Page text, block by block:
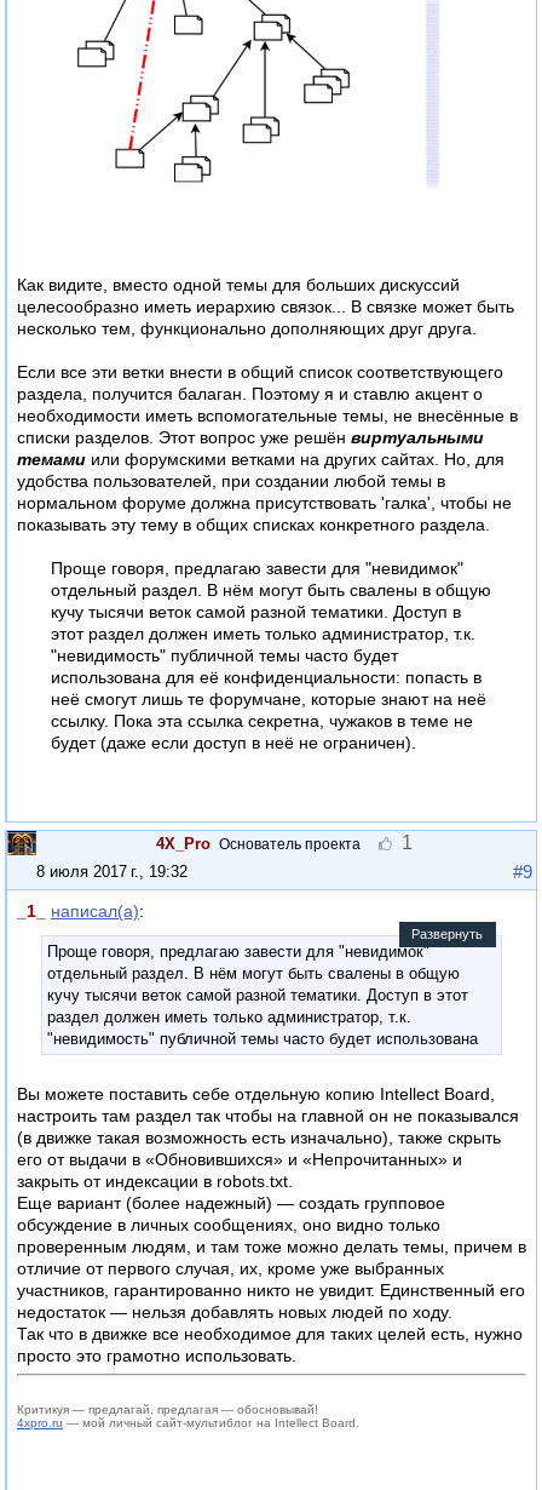
Как видите, вместо одной темы для больших дискуссий
целесообразно иметь иерархию связок... В связке может быть
несколько тем, функционально дополняющих друг друга.
Если все эти ветки внести в общий список соответствующего
раздела, получится балаган. Поэтому я и ставлю акцент о
необходимости иметь вспомогательные темы, не внесённые в
списки разделов. Этот вопрос уже решён виртуальными
темами или форумскими ветками на других сайтах. Но, для
удобства пользователей, при создании любой темы в
нормальном форуме должна присутствовать 'галка', чтобы не
показывать эту тему в общих списках конкретного раздела.
Проще говоря, предлагаю завести для "невидимок"
отдельный раздел. В нём могут быть свалены в общую
кучу тысячи веток самой разной тематики. Доступ в
этот раздел должен иметь только администратор, т.к.
"невидимость" публичной темы часто будет
использована для её конфиденциальности: попасть в
неё смогут лишь те форумчане, которые знают на неё
ссылку. Пока эта ссылка секретна, чужаков в теме не
будет (даже если доступ в неё не ограничен).
4X_Pro Основатель проекта 1
8 июля 2017 г., 19:32 #9
_1_ написал(а):
Развернуть
Проще говоря, предлагаю завести для "невидимок"
отдельный раздел. В нём могут быть свалены в общую
кучу тысячи веток самой разной тематики. Доступ в этот
раздел должен иметь только администратор, т.к.
"невидимость" публичной темы часто будет использована
секретна, чужаков в теме не будет (даже если доступ в неё
не ограничен).
Вы можете поставить себе отдельную копию Intellect Board,
настроить там раздел так чтобы на главной он не показывался
(в движке такая возможность есть изначально), также скрыть
его от выдачи в «Обновившихся» и «Непрочитанных» и
закрыть от индексации в robots.txt.
Еще вариант (более надежный) — создать групповое
обсуждение в личных сообщениях, оно видно только
проверенным людям, и там тоже можно делать темы, причем в
отличие от первого случая, их, кроме уже выбранных
участников, гарантированно никто не увидит. Единственный его
недостаток — нельзя добавлять новых людей по ходу.
Так что в движке все необходимое для таких целей есть, нужно
просто это грамотно использовать.
Критикуя — предлагай, предлагая — обосновывай!
4xpro.ru — мой личный сайт-мультиблог на Intellect Board.